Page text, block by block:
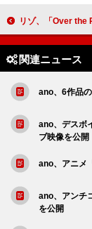
リゾ、「Over the Rainbow」を黒人トランスジェンダーの女性たちに捧
関連ニュース
ano、6作品
ano、デスボ
ブ映像を公開
ano、アニメ
ano、アンチ
を公開